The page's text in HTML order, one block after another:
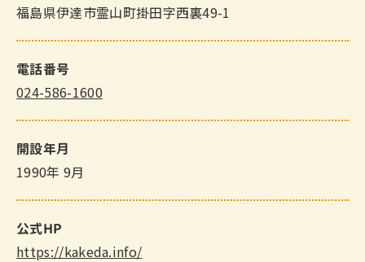
福島県伊達市霊山町掛田字西裏49-1
電話番号
024-586-1600
開設年月
1990年 9月
公式HP
https://kakeda.info/